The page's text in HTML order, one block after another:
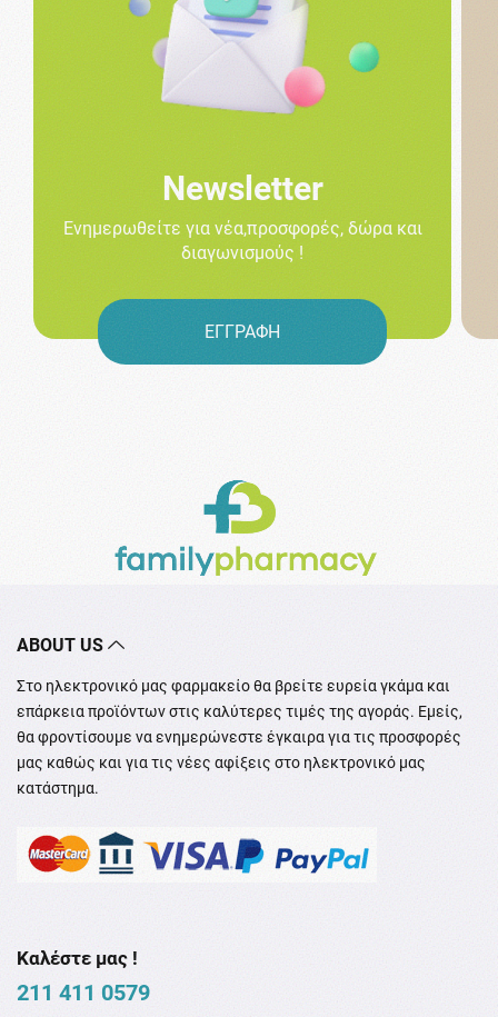
Newsletter
Ενημερωθείτε για νέα,προσφορές, δώρα και
διαγωνισμούς !
ΕΓΓΡΑΦΗ
ABOUT US
Στο ηλεκτρονικό μας φαρμακείο θα βρείτε ευρεία γκάμα και
επάρκεια προϊόντων στις καλύτερες τιμές της αγοράς. Εμείς,
θα φροντίσουμε να ενημερώνεστε έγκαιρα για τις προσφορές
μας καθώς και για τις νέες αφίξεις στο ηλεκτρονικό μας
κατάστημα.
Καλέστε μας !
211 411 0579